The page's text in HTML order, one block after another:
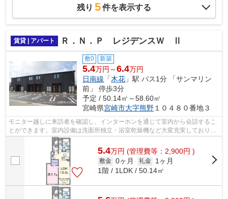
残り 5件を表示する
賃貸 | アパート Ｒ．Ｎ．Ｐ レジデンスＷ Ⅱ
敷0 新築
5.4万円～6.4万円
日南線 「木花 」駅 バス1分 「サンマリン
前」 停歩3分
予定 / 50.14㎡～58.60㎡
宮崎県宮崎市大字熊野 １０４８０番地３
モニター越しに来訪者を確認し、インターホンを通じて室内から会話するこ
とができます。室内設備は洗面所独立・浴室乾燥機など大変充実しておりま
す。寒い時期に活躍する追い焚き機能...
5.4万円 (管理費等：2,900円 )
敷金 0ヶ月 礼金
1ヶ月
1階 / 1LDK / 50.14㎡